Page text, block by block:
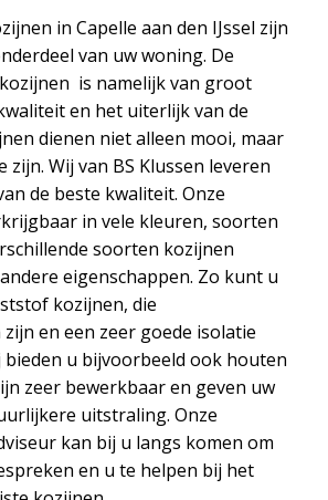
in Capelle aan den IJssel zijn
van uw woning. De
is namelijk van groot
en het uiterlijk van de
dienen niet alleen mooi, maar
zijn. Wij van BS Klussen leveren
de beste kwaliteit. Onze
in vele kleuren, soorten
soorten kozijnen
eigenschappen. Zo kunt u
kozijnen, die
en een zeer goede isolatie
bieden u bijvoorbeeld ook houten
zeer bewerkbaar en geven uw
uitstraling. Onze
kan bij u langs komen om
en u te helpen bij het